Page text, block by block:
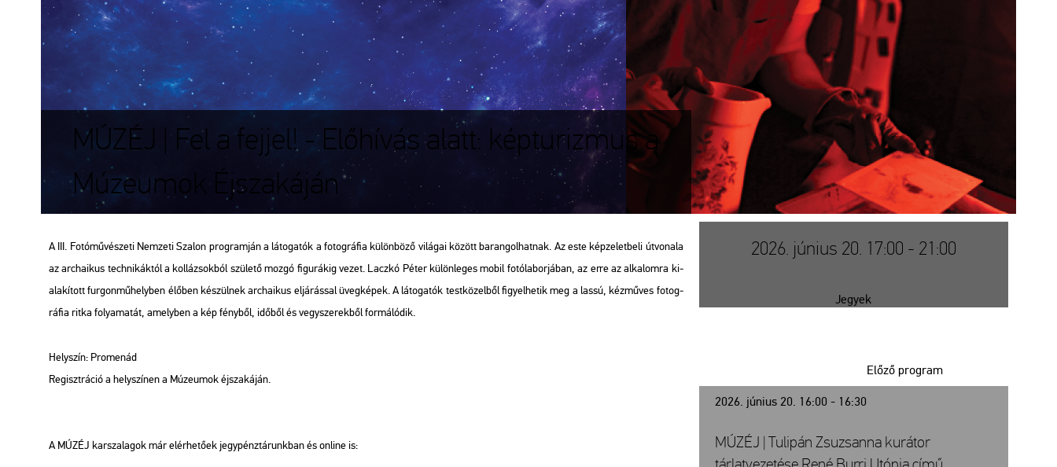
MÚZÉJ | Fel a fejjel! - Előhívás alatt: képturizmus a
Múzeumok Éjszakáján
A III. Fo­tó­mű­vé­sze­ti Nem­ze­ti Sza­lon prog­ram­ján a lá­to­ga­tók a fo­tog­rá­fia kü­lön­bö­ző vi­lá­gai kö­zött ba­ran­gol­hat­nak. Az este kép­ze­let­be­li út­vo­na­la
az ar­cha­i­kus tech­ni­kák­tól a kol­lá­zsok­ból szü­le­tő mozgó fi­gu­rá­kig vezet. Lacz­kó Péter kü­lön­le­ges mobil fo­tó­la­bor­já­ban, az erre az al­ka­lom­ra ki­
ala­kí­tott fur­gon­mű­hely­ben élő­ben ké­szül­nek ar­cha­i­kus el­já­rás­sal üveg­ké­pek. A lá­to­ga­tók test­kö­zel­ből fi­gyel­he­tik meg a lassú, kéz­mű­ves fo­tog­
rá­fia ritka fo­lya­ma­tát, amely­ben a kép fény­ből, idő­ből és vegy­sze­rek­ből for­má­ló­dik.
Hely­szín: Pro­me­nád
Re­giszt­rá­ció a hely­szí­nen a Mú­ze­u­mok éj­sza­ká­ján.
A MÚZÉJ kar­sza­la­gok már el­ér­he­tő­ek jegy­pénz­tá­runk­ban és on­line is:
2026. június 20. 17:00 - 21:00
Jegyek
2026. június 20. 16:00 - 16:30
Előző program
MÚZÉJ | Tulipán Zsuzsanna kurátor